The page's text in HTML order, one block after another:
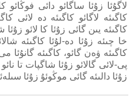
لاگۇئا زۇئا ساگائو دائى فوڭائو
كاگىئە لاگائو كاگىئە دە لائى
كاگىئە يىن گائى زۇئا كا لائو زۇئا
خا چىئە زۇئا دە-لۇئا كاگىئە
كاگىئە ۋەن گائو، كاگىئە گانۇئا مى
پى-لائى گالائو زۇئا شاگپات تا
زۇئا دالىئە گائى موڭوئۇ زۇئا